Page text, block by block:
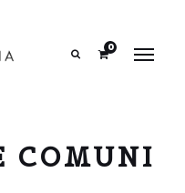
0
COMUNI